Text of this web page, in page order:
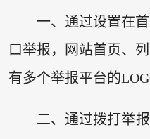
一、通过设置在
口举报，网站首页、
有多个举报平台的
二、通过拨打举